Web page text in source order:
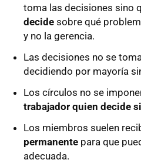
toma las decisiones sino
decide sobre qué
y no la gerencia.
Las decisiones no se
decidiendo por mayoría
Los círculos no se
trabajador quien decide
Los miembros suelen
permanente para que
adecuada.